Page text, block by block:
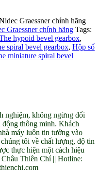
Graessner chính hãng
Graessner chính hãng Tags:
hypoid bevel gearbox,
spiral bevel gearbox, Hộp số
miniature spiral bevel
nghiệm, không ngừng đổi
động thông minh. Khách
máy luôn tin tưởng vào
tôi về chất lượng, độ tin
thực hiện một cách hiệu
Thiên Chí || Hotline: